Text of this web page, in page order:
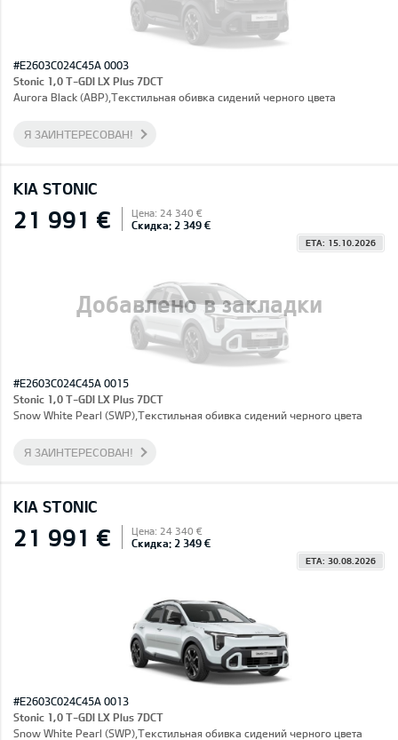
#E2603C024C45A 0003
Stonic 1,0 T-GDI LX Plus 7DCT
Aurora Black (ABP),Текстильная обивка сидений черного цвета
Я ЗАИНТЕРЕСОВАН!
KIA STONIC
Добавлено в закладки
21 991 € Цена: 24 340 €
Скидка: 2 349 €
ETA: 15.10.2026
#E2603C024C45A 0015
Stonic 1,0 T-GDI LX Plus 7DCT
Snow White Pearl (SWP),Текстильная обивка сидений черного цвета
Я ЗАИНТЕРЕСОВАН!
KIA STONIC
21 991 € Цена: 24 340 €
Скидка: 2 349 €
ETA: 30.08.2026
#E2603C024C45A 0013
Stonic 1,0 T-GDI LX Plus 7DCT
Snow White Pearl (SWP),Текстильная обивка сидений черного цвета